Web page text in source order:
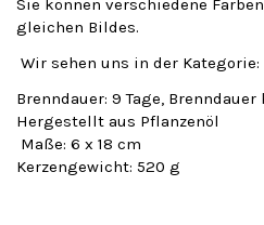
Sie können verschiedene
gleichen Bildes.
Wir sehen uns in der Kategorie:
Brenndauer: 9 Tage,
Hergestellt aus Pflanzenöl
Maße: 6 x 18 cm
Kerzengewicht: 520 g